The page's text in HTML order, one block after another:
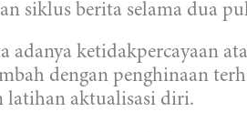
siklus berita selama dua
adanya ketidakpercayaan
dengan penghinaan
latihan aktualisasi diri.